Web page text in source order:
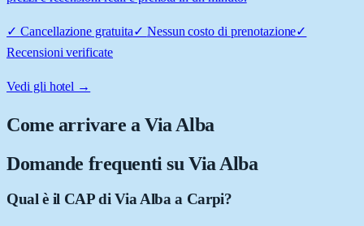
✓ Cancellazione gratuita✓ Nessun costo di prenotazione✓
Recensioni verificate
Vedi gli hotel →
Come arrivare aVia Alba
Domande frequenti su Via Alba
Qual è il CAP di Via Alba a Carpi?